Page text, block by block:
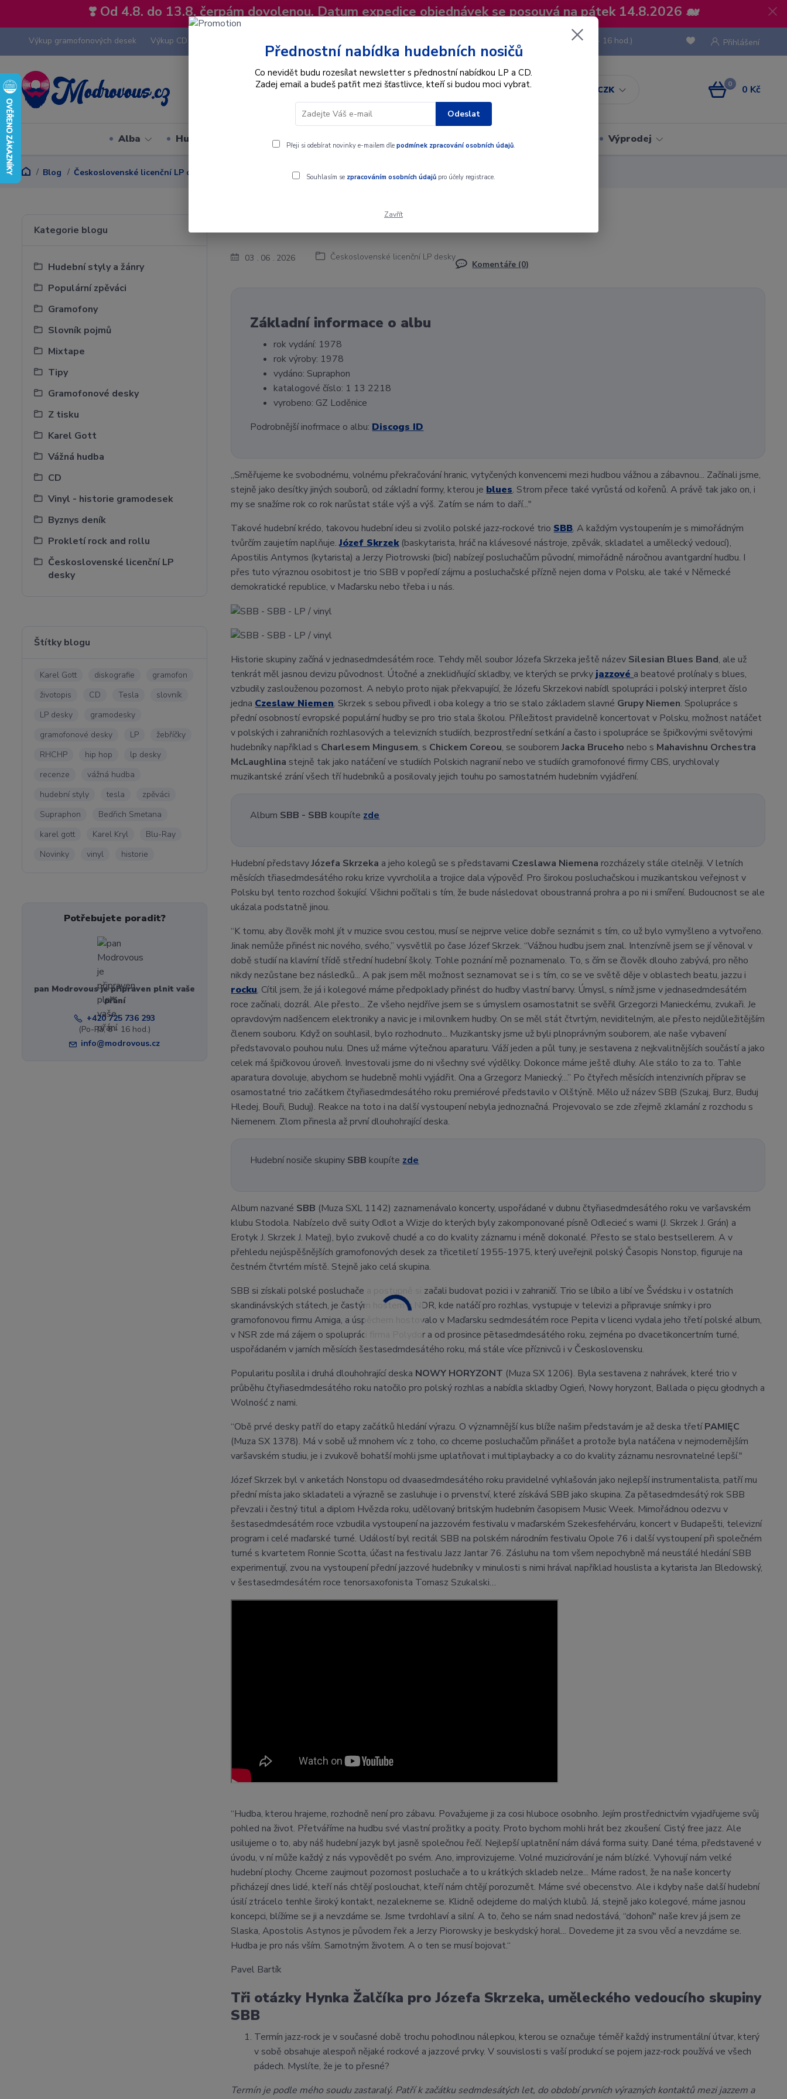
❣️ Od 4.8. do 13.8. čerpám dovolenou. Datum expedice objednávek se posouvá na pátek 14.8.2026 🐋
Výkup gramofonových desek Výkup CD
CZK
Přihlášení
Hledat
(Po-Pá, 8 - 16 hod.)
0 0 Kč
Alba Hudební styly Interpret Dárkové poukazy Výprodej
Blog Československé licenční LP desky
Kategorie blogu
Hudební styly a žánry
Populární zpěváci
Gramofony
Slovník pojmů
Mixtape
Tipy
Gramofonové desky
Z tisku
Karel Gott
Vážná hudba
CD
Vinyl - historie gramodesek
Byznys deník
Prokletí rock and rollu
Československé licenční LP
desky
Štítky blogu
Karel Gott diskografie
gramofon
životopis
CD Tesla
slovník
LP desky
gramodesky
gramofonové desky
LP
žebříčky
RHCHP
hip hop
lp desky
recenze
vážná hudba
hudební styly
tesla
zpěváci
Supraphon
Bedřich Smetana
karel gott
Karel Kryl
Blu-Ray
Novinky
vinyl historie
Potřebujete poradit?
pan Modrovous je připraven plnit vaše
přání
+420 725 736 293
(Po-Pá, 8 - 16 hod.)
info@modrovous.cz
03 06 2026 Československé licenční LP desky
Komentáře (0)
Základní informace o albu
rok vydání: 1978
rok výroby: 1978
vydáno: Supraphon
katalogové číslo: 1 13 2218
vyrobeno: GZ Loděnice
Podrobnější inofrmace o albu: Discogs ID
„Směřujeme ke svobodnému, volnému překračování hranic, vytyčených konvencemi mezi hudbou vážnou a zábavnou... Začínali jsme,
stejně jako desítky jiných souborů, od základní formy, kterou je blues. Strom přece také vyrůstá od kořenů. A právě tak jako on, i
my se snažíme rok co rok narůstat stále výš a výš. Zatím se nám to daří..."
Takové hudební krédo, takovou hudební ideu si zvolilo polské jazz-rockové trio SBB. A každým vystoupením je s mimořádným
tvůrčím zaujetím naplňuje.Józef Skrzek(baskytarista, hráč na klávesové nástroje, zpěvák, skladatel a umělecký vedoucí),
Apostilis Antymos (kytarista) a Jerzy Piotrowski (bicí) nabízejí posluchačům původní, mimořádně náročnou avantgardní hudbu. I
přes tuto výraznou osobitost je trio SBB v popředí zájmu a posluchačské přízně nejen doma v Polsku, ale také v Německé
demokratické republice, v Maďarsku nebo třeba i u nás.
Historie skupiny začíná v jednasedmdesátém roce. Tehdy měl soubor Józefa Skrzeka ještě název Silesian Blues Band, ale už
tenkrát měl jasnou devizu původnost. Útočné a zneklidňující skladby, ve kterých se prvkyjazzové a beatové prolínaly s blues,
vzbudily zaslouženou pozornost. A nebylo proto nijak překvapující, že Józefu Skrzekovi nabídl spolupráci i polský interpret číslo
jedna Czeslaw Niemen. Skrzek s sebou přivedl i oba kolegy a trio se stalo základem slavné Grupy Niemen. Spolupráce s
přední osobností evropské populární hudby se pro trio stala školou. Příležitost pravidelně koncertovat v Polsku, možnost natáčet
v polských i zahraničních rozhlasových a televizních studiích, bezprostřední setkání a často i spolupráce se špičkovými světovými
hudebníky například s Charlesem Mingusem, s Chickem Coreou, se souboremJacka Bruceho nebo s Mahavishnu Orchestra
McLaughlina stejně tak jako natáčení ve studiích Polskich nagranií nebo ve studiích gramofonové firmy CBS, urychlovaly
muzikantské zrání všech tří hudebníků a posilovaly jejich touhu po samostatném hudebním vyjádření.
Album SBB - SBB koupíte zde
Hudební představyJózefa Skrzeka a jeho kolegů se s představami Czeslawa Niemena rozcházely stále citelněji. V letních
měsících třiasedmdesátého roku krize vyvrcholila a trojice dala výpověď. Pro širokou posluchačskou i muzikantskou veřejnost v
Polsku byl tento rozchod šokující. Všichni počítali s tím, že bude následovat oboustranná prohra a po ni i smíření. Budoucnost se ale
ukázala podstatně jinou.
“K tomu, aby člověk mohl jít v muzice svou cestou, musí se nejprve velice dobře seznámit s tím, co už bylo vymyšleno a vytvořeno.
Jinak nemůže přinést nic nového, svého,” vysvětlil po čase Józef Skrzek. “Vážnou hudbu jsem znal. Intenzívně jsem se jí věnoval v
době studií na klavírní třídě střední hudební školy. Tohle poznání mě poznamenalo. To, s čím se člověk dlouho zabývá, pro něho
nikdy nezůstane bez následků... A pak jsem měl možnost seznamovat se i s tím, co se ve světě děje v oblastech beatu, jazzu i
rocku. Cítil jsem, že já i kolegové máme předpoklady přinést do hudby vlastní barvy. Úmysl, s nímž jsme v jednasedmdesátém
roce začínali, dozrál. Ale přesto... Ze všeho nejdříve jsem se s úmyslem osamostatnit se svěřil Grzegorzi Manieckému, zvukaři. Je
opravdovým nadšencem elektroniky a navic je i milovníkem hudby. On se měl stát čtvrtým, neviditelným, ale přesto nejdůležitějším
členem souboru. Když on souhlasil, bylo rozhodnuto... Muzikantsky jsme už byli plnoprávným souborem, ale naše vybavení
představovalo pouhou nulu. Dnes už máme výtečnou aparaturu. Váží jeden a půl tuny, je sestavena z nejkvalitnějších součástí a jako
celek má špičkovou úroveň. Investovali jsme do ni všechny své výdělky. Dokonce máme ještě dluhy. Ale stálo to za to. Tahle
aparatura dovoluje, abychom se hudebně mohli vyjádřit. Ona a Grzegorz Maniecký…” Po čtyřech měsících intenzivních příprav se
osamostatné trio začátkem čtyřiasedmdesátého roku premiérové představilo v Olštýně. Mělo už název SBB (Szukaj, Burz, Buduj
Hledej, Bouři, Buduj). Reakce na toto i na další vystoupení nebyla jednoznačná. Projevovalo se zde zřejmě zklamání z rozchodu s
Niemenem. Zlom přinesla až první dlouhohrající deska.
Hudební nosiče skupiny SBB koupíte zde
Album nazvané SBB (Muza SXL 1142) zaznamenávalo koncerty, uspořádané v dubnu čtyřiasedmdesátého roku ve varšavském
klubu Stodola. Nabízelo dvě suity Odlot a Wizje do kterých byly zakomponované písně Odlecieć s wami (J. Skrzek J. Grán) a
Erotyk J. Skrzek J. Matej), bylo zvukově chudé a co do kvality záznamu i méně dokonalé. Přesto se stalo bestsellerem. A v
přehledu nejúspěšnějších gramofonových desek za třicetiletí 1955-1975, který uveřejnil polský Časopis Nonstop, figuruje na
čestném čtvrtém místě. Stejně jako celá skupina.
SBB si získali polské posluchače a postupně si začali budovat pozici i v zahraničí. Trio se líbilo a libí ve Švédsku i v ostatních
skandinávských státech, je častým hostem v NDR, kde natáčí pro rozhlas, vystupuje v televizi a připravuje snímky i pro
gramofonovou firmu Amiga, a úspěchem hostovalo v Maďarsku sedmdesátém roce Pepita v licenci vydala jeho třetí polské album,
v NSR zde má zájem o spolupráci firma Polydor a od prosince pētasedmdesátého roku, zejména po dvacetikoncertním turné,
uspořádaném v jarních měsících šestasedmdesátého roku, má stále více příznivců i v Československu.
Popularitu posílila i druhá dlouhohrající deska NOWY HORYZONT (Muza SX 1206). Byla sestavena z nahrávek, které trio v
průběhu čtyřiasedmdesátého roku natočilo pro polský rozhlas a nabídla skladby Ogień, Nowy horyzont, Ballada o pięcu głodnych a
Wolność z nami.
“Obě prvé desky patří do etapy začátků hledání výrazu. O významnější kus blíže našim představám je až deska třetíPAMIĘC
(Muza SX 1378). Má v sobě už mnohem víc z toho, co chceme posluchačům přinášet a protože byla natáčena v nejmodernějším
varšavském studiu, je i zvukově bohatší mohli jsme uplatňovat i multiplaybacky a co do kvality záznamu nesrovnatelné lepší."
Józef Skrzek byl v anketách Nonstopu od dvaasedmdesátého roku pravidelné vyhlašován jako nejlepší instrumentalista, patří mu
přední místa jako skladateli a výrazně se zasluhuje i o prvenství, které získává SBB jako skupina. Za pětasedmdesátý rok SBB
převzali i čestný titul a diplom Hvězda roku, udělovaný britským hudebním časopisem Music Week. Mimořádnou odezvu v
šestasedmdesátém roce vzbudila vystoupení na jazzovém festivalu v maďarském Szekesfehérváru, koncert v Budapešti, televizní
program i celé maďarské turné. Událostí byl recitál SBB na polském národním festivalu Opole 76 i další vystoupení při společném
turné s kvartetem Ronnie Scotta, účast na festivalu Jazz Jantar 76. Zásluhu na tom všem nepochybně má neustálé hledání SBB
experimentují, zvou na vystoupení přední jazzové hudebníky v minulosti s nimi hrával například houslista a kytarista Jan Bledowský,
v šestasedmdesátém roce tenorsaxofonista Tomasz Szukalski…
“Hudba, kterou hrajeme, rozhodně není pro zábavu. Považujeme ji za cosi hluboce osobního. Jejím prostřednictvím vyjadřujeme svůj
pohled na život. Přetváříme na hudbu své vlastní prožitky a pocity. Proto bychom mohli hrát bez zkoušení. Cistý free jazz. Ale
usilujeme o to, aby náš hudební jazyk byl jasně společnou řečí. Nejlepší uplatnění nám dává forma suity. Dané téma, představené v
úvodu, v ní může každý z nás vypovědět po svém. Ano, improvizujeme. Volné muzicírování je nám blízké. Vyhovují nám velké
hudební plochy. Chceme zaujmout pozornost posluchače a to u krátkých skladeb nelze... Máme radost, že na naše koncerty
přicházejí dnes lidé, kteří nás chtějí poslouchat, kteří nám chtějí porozumět. Máme své obecenstvo. Ale i kdyby naše další hudební
úsilí ztrácelo tenhle široký kontakt, nezalekneme se. Klidně odejdeme do malých klubů. Já, stejně jako kolegové, máme jasnou
koncepci, blížíme se ji a nevzdáme se. Jsme tvrdohlaví a silní. A to, čeho se nám snad nedostává, “dohoní" naše krev já jsem ze
Slaska, Apostolis Astynos je původem řek a Jerzy Piorowsky je beskydský horal... Dovedeme jit za svou věcí a nevzdáme se.
Hudba je pro nás vším. Samotným životem. A o ten se musí bojovat.“
Pavel Bartík
Tři otázky Hynka Žalčíka pro Józefa Skrzeka, uměleckého vedoucího skupiny
SBB
Termín jazz-rock je v současné době trochu pohodlnou nálepkou, kterou se označuje téměř každý instrumentální útvar, který
v sobě obsahuje alespoň nějaké rockové a jazzové prvky. V souvislosti s vaší produkcí se pojem jazz-rock používá ve všech
pádech. Myslíte, že je to přesné?
Termín je podle mého soudu zastaralý. Patří k začátku sedmdesátých let, do období prvních výrazných kontaktů mezi jazzem a
Přednostní nabídka hudebních nosičů
Co nevidět budu rozesílat newsletter s přednostní nabídkou LP a CD.
Zadej email a budeš patřit mezi šťastlivce, kteří si budou moci vybrat.
Odeslat
Přeji si odebírat novinky e-mailem dle podmínek zpracování osobních údajů.
Souhlasím se zpracováním osobních údajůpro účely registrace.
Zavřít